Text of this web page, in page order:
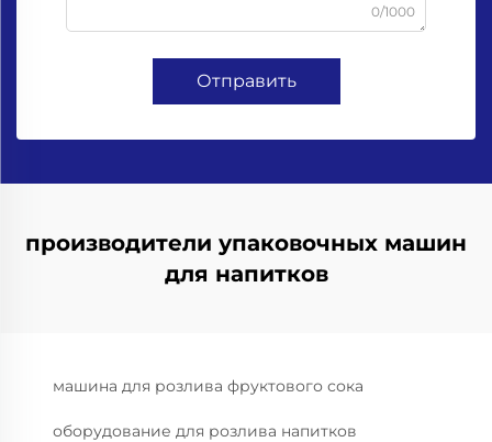
0/1000
Отправить
производители упаковочных машин
для напитков
машина для розлива фруктового сока
оборудование для розлива напитков